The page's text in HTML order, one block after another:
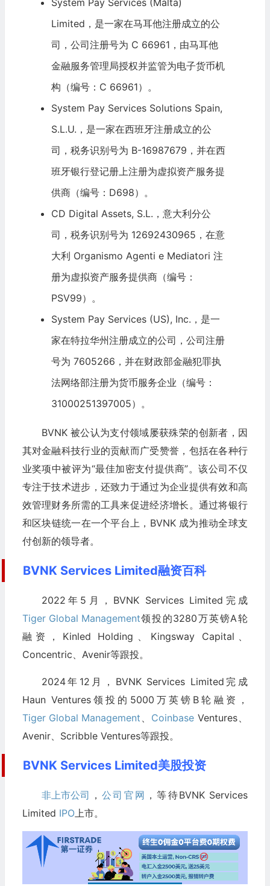
System Pay Services (Malta)
Limited，是一家在马耳他注册成立的公
司，公司注册号为 C 66961，由马耳他
金融服务管理局授权并监管为电子货币机
构（编号：C 66961）。
System Pay Services Solutions Spain,
S.L.U.，是一家在西班牙注册成立的公
司，税务识别号为 B-16987679，并在西
班牙银行登记册上注册为虚拟资产服务提
供商（编号：D698）。
CD Digital Assets, S.L.，意大利分公
司，税务识别号为 12692430965，在意
大利 Organismo Agenti e Mediatori 注
册为虚拟资产服务提供商（编号：
PSV99）。
System Pay Services (US), Inc.，是一
家在特拉华州注册成立的公司，公司注册
号为 7605266，并在财政部金融犯罪执
法网络部注册为货币服务企业（编号：
31000251397005）。
BVNK 被公认为支付领域屡获殊荣的创新者，因
其对金融科技行业的贡献而广受赞誉，包括在各种行
业奖项中被评为“最佳加密支付提供商”。该公司不仅
专注于技术进步，还致力于通过为企业提供有效和高
效管理财务所需的工具来促进经济增长。通过将银行
和区块链统一在一个平台上，BVNK 成为推动全球支
付创新的领导者。
BVNK Services Limited融资百科
2022年5月，BVNK Services Limited完成
Tiger Global Management领投的3280万英镑A轮
融资，Kinled Holding、Kingsway Capital、
Concentric、Avenir等跟投。
2024年12月，BVNK Services Limited完成
Haun Ventures领投的5000万英镑B轮融资，
Tiger Global Management 、 CoinbaseVentures、
Avenir、Scribble Ventures等跟投。
BVNK Services Limited美股投资
非上市公司 ，公司官网 ，等待BVNK Services
Limited IPO上市。